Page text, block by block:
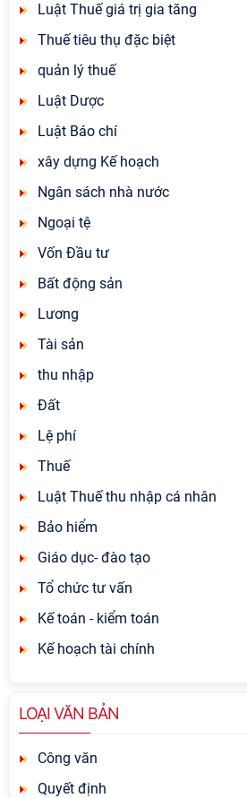
Luật Thuế giá trị gia tăng
Thuế tiêu thụ đặc biệt
quản lý thuế
Luật Dược
Luật Báo chí
xây dựng Kế hoạch
Ngân sách nhà nước
Ngoại tệ
Vốn Đầu tư
Bất động sản
Lương
Tài sản
thu nhập
Đất
Lệ phí
Thuế
Luật Thuế thu nhập cá nhân
Bảo hiểm
Giáo dục- đào tạo
Tổ chức tư vấn
Kế toán - kiểm toán
Kế hoạch tài chính
LOẠI VĂN BẢN
Công văn
Quyết định